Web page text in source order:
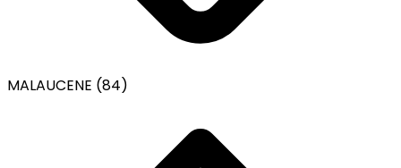
MALAUCENE (84)